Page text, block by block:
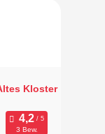
Kloster
3 Bew.